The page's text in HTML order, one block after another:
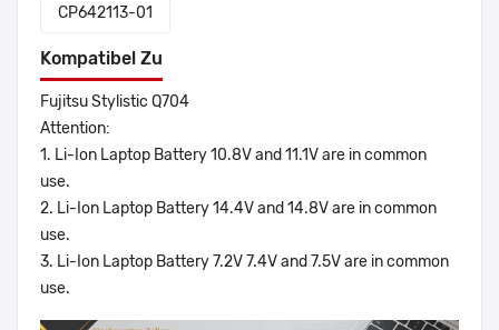
CP642113-01
Kompatibel Zu
Fujitsu Stylistic Q704
Attention:
1. Li-Ion Laptop Battery 10.8V and 11.1V are in common
use.
2. Li-Ion Laptop Battery 14.4V and 14.8V are in common
use.
3. Li-Ion Laptop Battery 7.2V 7.4V and 7.5V are in common
use.